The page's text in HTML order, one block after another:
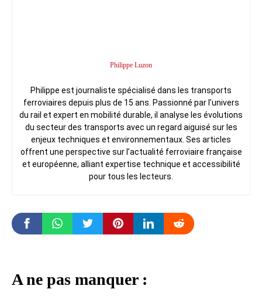
Philippe Luzon
Philippe est journaliste spécialisé dans les transports
ferroviaires depuis plus de 15 ans. Passionné par l’univers
du rail et expert en mobilité durable, il analyse les évolutions
du secteur des transports avec un regard aiguisé sur les
enjeux techniques et environnementaux. Ses articles
offrent une perspective sur l’actualité ferroviaire française
et européenne, alliant expertise technique et accessibilité
pour tous les lecteurs.
A ne pas manquer :